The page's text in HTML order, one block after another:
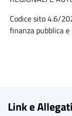
Codice sito 4.6/
finanza pubblica
Link e Allegati